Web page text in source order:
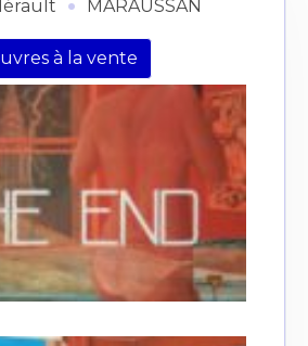
MARAUSSAN
à la vente